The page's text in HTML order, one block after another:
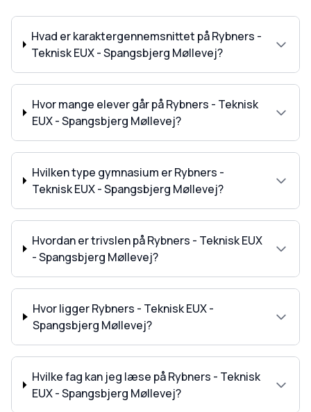
Hvad er karaktergennemsnittet på Rybners -
Teknisk EUX - Spangsbjerg Møllevej?
Hvor mange elever går på Rybners - Teknisk
EUX - Spangsbjerg Møllevej?
Hvilken type gymnasium er Rybners -
Teknisk EUX - Spangsbjerg Møllevej?
Hvordan er trivslen på Rybners - Teknisk EUX
- Spangsbjerg Møllevej?
Hvor ligger Rybners - Teknisk EUX -
Spangsbjerg Møllevej?
Hvilke fag kan jeg læse på Rybners - Teknisk
EUX - Spangsbjerg Møllevej?